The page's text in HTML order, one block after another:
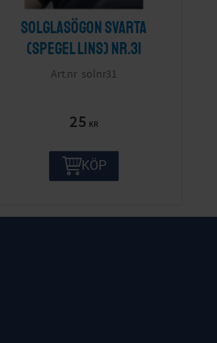
Solglasögon svarta
(spegel lins) nr.31
solnr31
25 KR
KÖP